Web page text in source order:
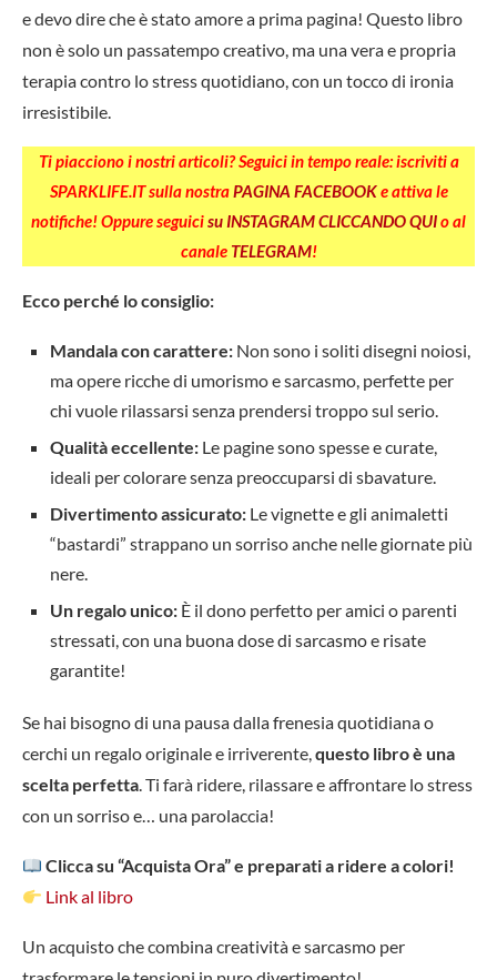
e devo dire che è stato amore a prima pagina! Questo libro
non è solo un passatempo creativo, ma una vera e propria
terapia contro lo stress quotidiano, con un tocco di ironia
irresistibile.
Ti piacciono i nostri articoli? Seguici in tempo reale: iscriviti a
SPARKLIFE.IT sulla nostraPAGINA FACEBOOKe attiva le
notifiche! Oppure seguicisu INSTAGRAM CLICCANDO QUIo al
canale TELEGRAM!
Ecco perché lo consiglio:
Mandala con carattere: Non sono i soliti disegni noiosi,
ma opere ricche di umorismo e sarcasmo, perfette per
chi vuole rilassarsi senza prendersi troppo sul serio.
Qualità eccellente: Le pagine sono spesse e curate,
ideali per colorare senza preoccuparsi di sbavature.
Divertimento assicurato: Le vignette e gli animaletti
“bastardi” strappano un sorriso anche nelle giornate più
nere.
Un regalo unico: È il dono perfetto per amici o parenti
stressati, con una buona dose di sarcasmo e risate
garantite!
Se hai bisogno di una pausa dalla frenesia quotidiana o
cerchi un regalo originale e irriverente,questo libro è una
scelta perfetta. Ti farà ridere, rilassare e affrontare lo stress
con un sorriso e… una parolaccia!
Clicca su “Acquista Ora” e preparati a ridere a colori!
Link al libro
Un acquisto che combina creatività e sarcasmo per